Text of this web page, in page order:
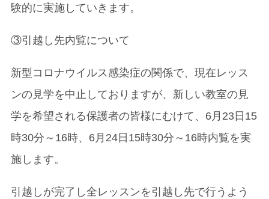
験的に実施していきます。
③引越し先内覧について
新型コロナウイルス感染症の関係で、現在レッス
ンの見学を中止しておりますが、新しい教室の見
学を希望される保護者の皆様にむけて、6月23日15
時30分～16時、6月24日15時30分～16時内覧を実
施します。
引越しが完了し全レッスンを引越し先で行うよう